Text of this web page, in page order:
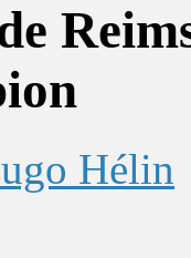
Hélin